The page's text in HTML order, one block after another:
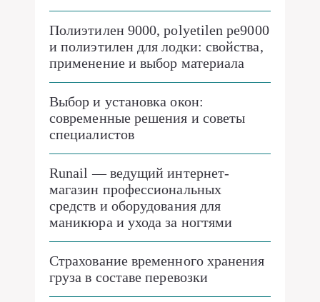
Полиэтилен 9000, polyetilen pe9000
и полиэтилен для лодки: свойства,
применение и выбор материала
Выбор и установка окон:
современные решения и советы
специалистов
Runail — ведущий интернет-
магазин профессиональных
средств и оборудования для
маникюра и ухода за ногтями
Страхование временного хранения
груза в составе перевозки